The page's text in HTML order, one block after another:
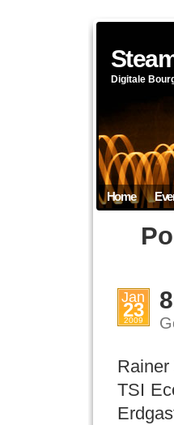
Digitale
Home
Jan
23
2009
TSI